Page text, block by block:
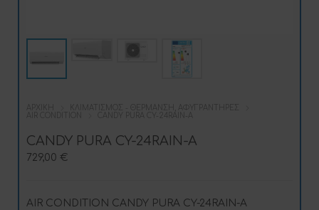
ΑΡΧΙΚΉ
ΚΛΙΜΑΤΙΣΜΌΣ - ΘΈΡΜΑΝΣΗ, ΑΦΥΓΡΑΝΤΉΡΕΣ
AIR CONDITION
CANDY PURA CY-24RAIN-A
CANDY PURA CY-24RAIN-A
729,00 €
AIR CONDITION CANDY PURA CY-24RAIN-A